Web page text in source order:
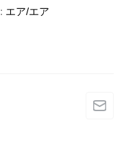
エア/エア